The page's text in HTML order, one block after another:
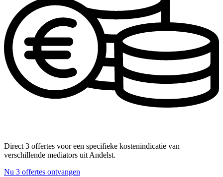
Direct 3 offertes voor een specifieke kostenindicatie van
verschillende mediators uit Andelst.
Nu 3 offertes ontvangen